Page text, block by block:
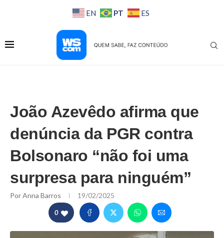
EN PT ES
João Azevêdo afirma que
denúncia da PGR contra
Bolsonaro “não foi uma
surpresa para ninguém”
PorAnna Barros 19/02/2025
0